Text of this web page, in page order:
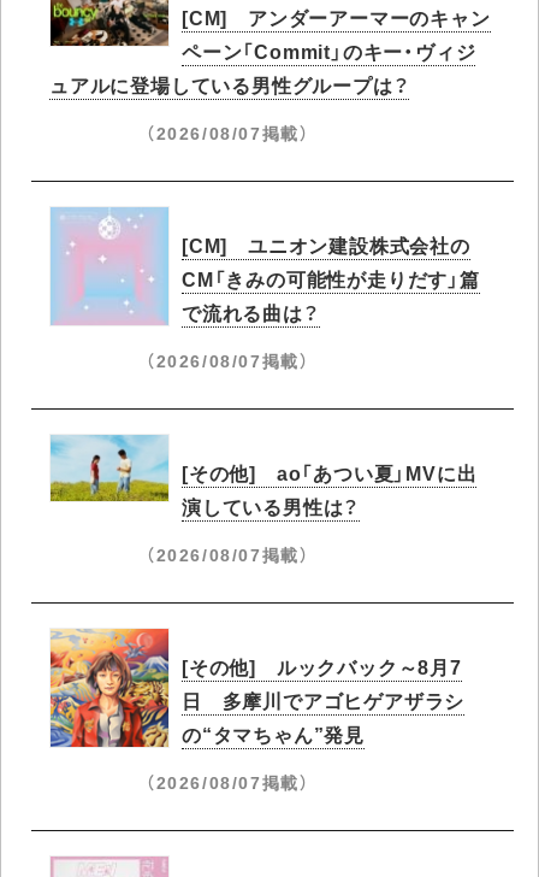
[CM] アンダーアーマーのキャン
ペーン「Commit」のキー・ヴィジ
ュアルに登場している男性グループは？
（2026/08/07掲載）
[CM] ユニオン建設株式会社の
CM「きみの可能性が走りだす」篇
で流れる曲は？
（2026/08/07掲載）
[その他] ao「あつい夏」MVに出
演している男性は？
（2026/08/07掲載）
[その他] ルックバック～8月7
日 多摩川でアゴヒゲアザラシ
の“タマちゃん”発見
（2026/08/07掲載）